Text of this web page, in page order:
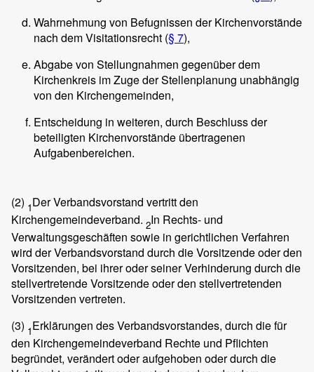
Wahrnehmung von Befugnissen der Kirchenvorstände
nach dem Visitationsrecht (§ 7),
Abgabe von Stellungnahmen gegenüber dem
Kirchenkreis im Zuge der Stellenplanung unabhängig
von den Kirchengemeinden,
Entscheidung in weiteren, durch Beschluss der
beteiligten Kirchenvorstände übertragenen
Aufgabenbereichen.
(2) 1Der Verbandsvorstand vertritt den
Kirchengemeindeverband. 2In Rechts- und
Verwaltungsgeschäften sowie in gerichtlichen Verfahren
wird der Verbandsvorstand durch die Vorsitzende oder den
Vorsitzenden, bei ihrer oder seiner Verhinderung durch die
stellvertretende Vorsitzende oder den stellvertretenden
Vorsitzenden vertreten.
(3) 1Erklärungen des Verbandsvorstandes, durch die für
den Kirchengemeindeverband Rechte und Pflichten
begründet, verändert oder aufgehoben oder durch die